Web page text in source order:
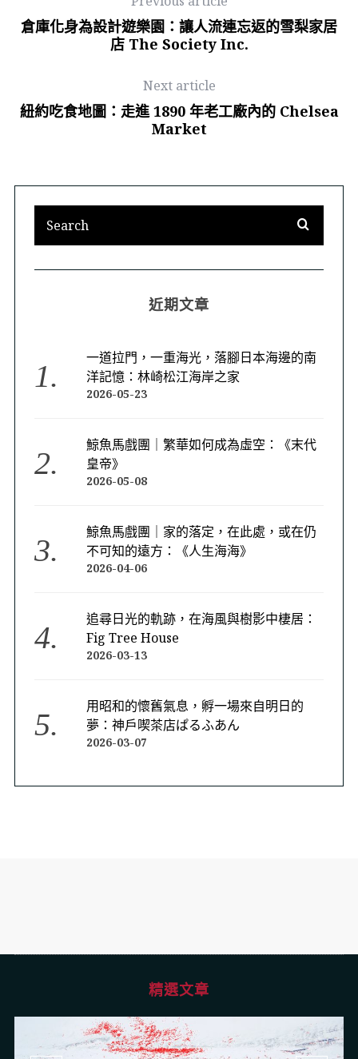
倉庫化身為設計遊樂園：讓人流連忘返的雪梨家居
店 The Society Inc.
Next article
紐約吃食地圖：走進 1890 年老工廠內的 Chelsea
Market
近期文章
一道拉門，一重海光，落腳日本海邊的南
洋記憶：林崎松江海岸之家
2026-05-23
鯨魚馬戲團｜繁華如何成為虛空：《末代
皇帝》
2026-05-08
鯨魚馬戲團｜家的落定，在此處，或在仍
不可知的遠方：《人生海海》
2026-04-06
追尋日光的軌跡，在海風與樹影中棲居：
Fig Tree House
2026-03-13
用昭和的懷舊氣息，孵一場來自明日的
夢：神戶喫茶店ぱるふあん
2026-03-07
精選文章